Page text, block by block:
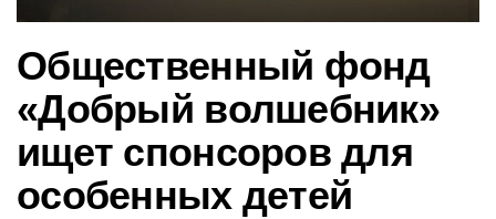
Общественный фонд
«Добрый волшебник»
ищет спонсоров для
особенных детей